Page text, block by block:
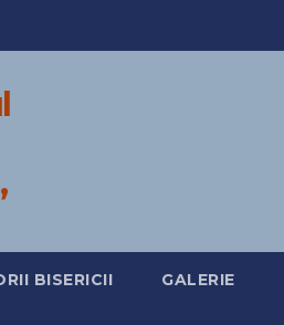
BISERICII GALERIE